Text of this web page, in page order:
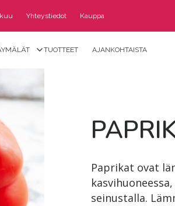
Yhteystiedot Kauppa
TUOTTEET AJANKOHTAISTA
Paprikat ovat
seinustalla.